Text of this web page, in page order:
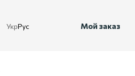
УкрРус Мой заказ